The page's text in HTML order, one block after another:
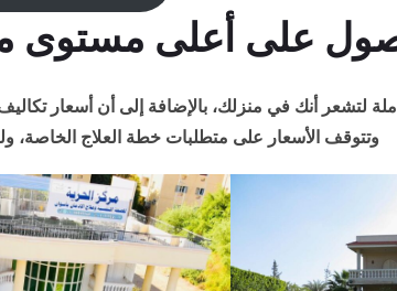
على أعلى مستوى من
لتشعر أنك في منزلك، بالإضافة إلى أن أسعار
وتتوقف الأسعار على متطلبات خطة العلاج الخاصة،